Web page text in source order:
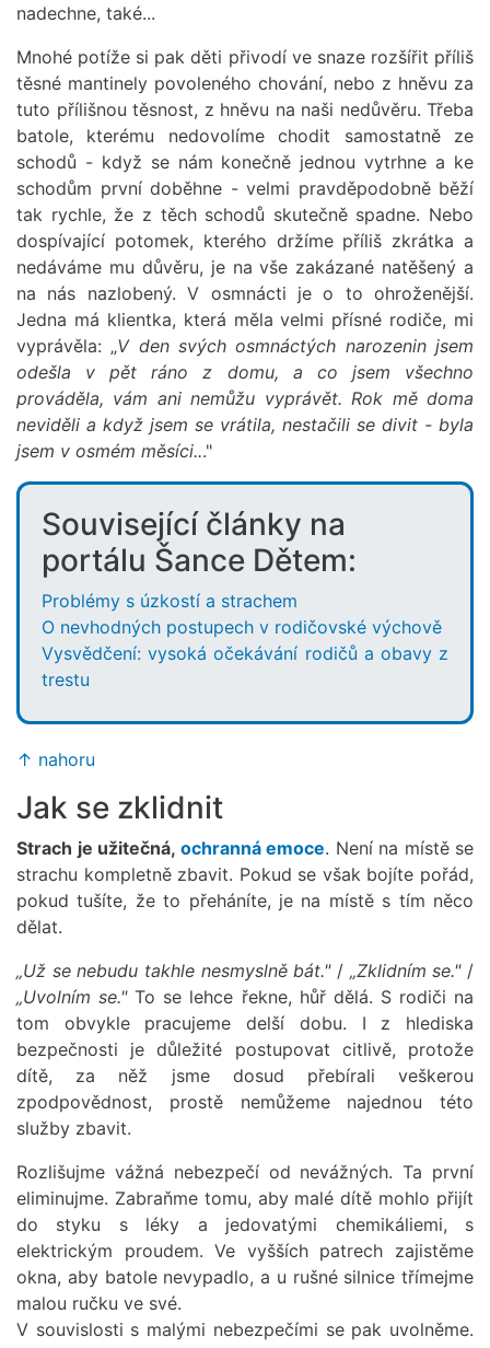
nadechne, také...
Mnohé potíže si pak děti přivodí ve snaze rozšířit příliš
těsné mantinely povoleného chování, nebo z hněvu za
tuto přílišnou těsnost, z hněvu na naši nedůvěru. Třeba
batole, kterému nedovolíme chodit samostatně ze
schodů - když se nám konečně jednou vytrhne a ke
schodům první doběhne - velmi pravděpodobně běží
tak rychle, že z těch schodů skutečně spadne. Nebo
dospívající potomek, kterého držíme příliš zkrátka a
nedáváme mu důvěru, je na vše zakázané natěšený a
na nás nazlobený. V osmnácti je o to ohroženější.
Jedna má klientka, která měla velmi přísné rodiče, mi
vyprávěla: „V den svých osmnáctých narozenin jsem
odešla v pět ráno z domu, a co jsem všechno
prováděla, vám ani nemůžu vyprávět. Rok mě doma
neviděli a když jsem se vrátila, nestačili se divit - byla
jsem v osmém měsíci..."
Související články na
portálu Šance Dětem:
Problémy s úzkostí a strachem
O nevhodných postupech v rodičovské výchově
Vysvědčení: vysoká očekávání rodičů a obavy z
trestu
↑ nahoru
Jak se zklidnit
Strach je užitečná, ochranná emoce. Není na místě se
strachu kompletně zbavit. Pokud se však bojíte pořád,
pokud tušíte, že to přeháníte, je na místě s tím něco
dělat.
„Už se nebudu takhle nesmyslně bát."/ „Zklidním se."/
„Uvolním se."To se lehce řekne, hůř dělá. S rodiči na
tom obvykle pracujeme delší dobu. I z hlediska
bezpečnosti je důležité postupovat citlivě, protože
dítě, za něž jsme dosud přebírali veškerou
zpodpovědnost, prostě nemůžeme najednou této
služby zbavit.
Rozlišujme vážná nebezpečí od nevážných. Ta první
eliminujme. Zabraňme tomu, aby malé dítě mohlo přijít
do styku s léky a jedovatými chemikáliemi, s
elektrickým proudem. Ve vyšších patrech zajistěme
okna, aby batole nevypadlo, a u rušné silnice třímejme
malou ručku ve své.
V souvislosti s malými nebezpečími se pak uvolněme.